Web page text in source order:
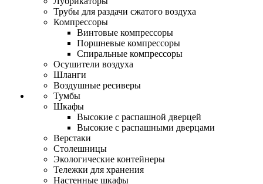
Трубы для раздачи сжатого воздуха
Компрессоры
Винтовые компрессоры
Поршневые компрессоры
Спиральные компрессоры
Осушители воздуха
Шланги
Воздушные ресиверы
Тумбы
Шкафы
Высокие с распашной дверцей
Высокие с распашными дверцами
Верстаки
Столешницы
Экологические контейнеры
Тележки для хранения
Настенные шкафы